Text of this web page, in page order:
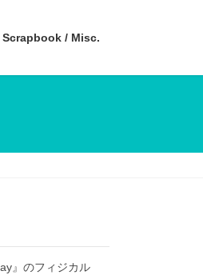
Scrapbook / Misc.
』のフィジカル